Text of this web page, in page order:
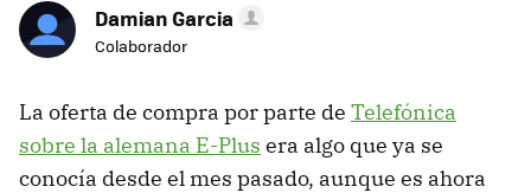
Damian Garcia
Colaborador
La oferta de compra por parte de Telefónica
sobre la alemana E-Plus era algo que ya se
conocía desde el mes pasado, aunque es ahora